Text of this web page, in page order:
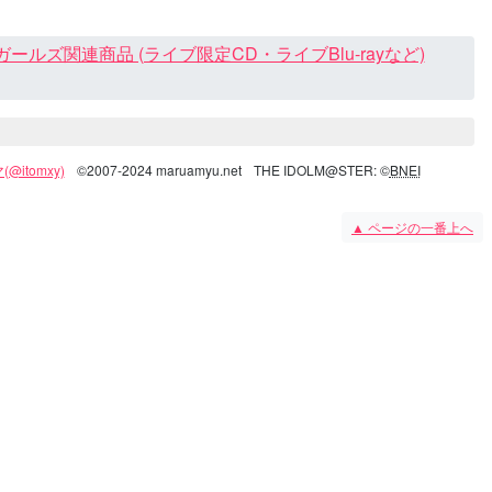
ルズ関連商品 (ライブ限定CD・ライブBlu-rayなど)
(@itomxy) ©2007-2024 maruamyu.net THE IDOLM@STER: ©BNEI
▲ ページの一番上へ